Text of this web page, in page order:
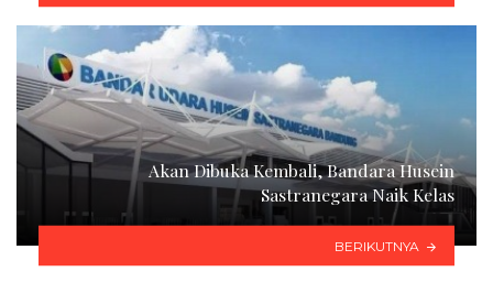
Akan Dibuka Kembali, Bandara Husein
Sastranegara Naik Kelas
BERIKUTNYA